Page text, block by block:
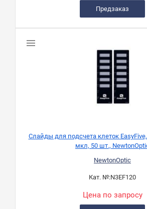
Предзаказ
Слайды для подсчета клеток
мкл, 50 шт.,
NewtonOptic
Кат. №:N3EF120
Цена по запросу